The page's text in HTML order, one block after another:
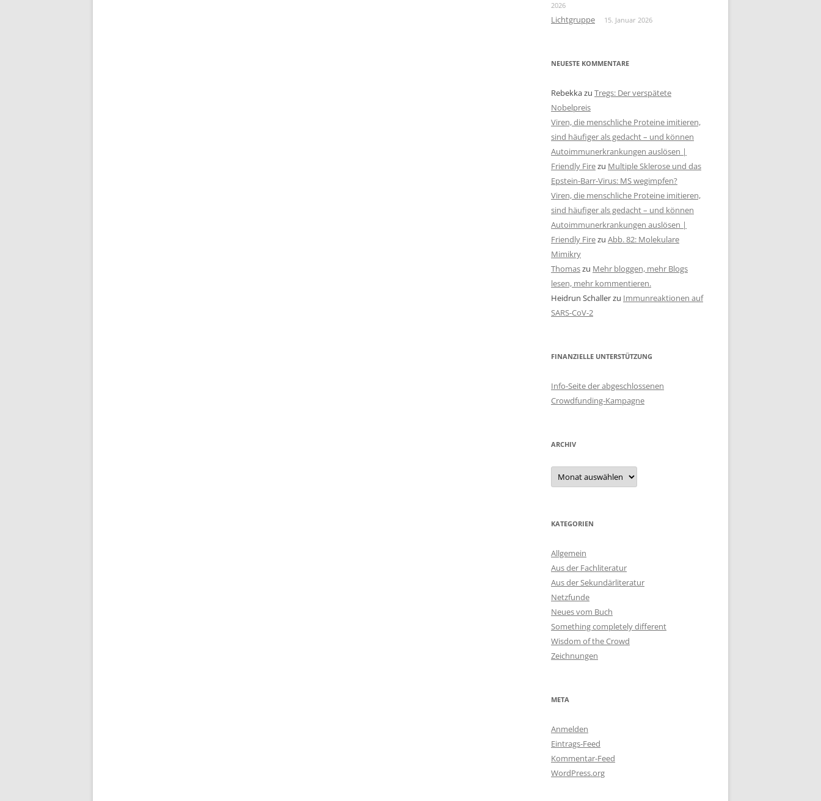
2026
Lichtgruppe 15. Januar 2026
NEUESTE KOMMENTARE
Rebekkazu Tregs: Der verspätete
Nobelpreis
Viren, die menschliche Proteine imitieren,
sind häufiger als gedacht – und können
Autoimmunerkrankungen auslösen |
Friendly Firezu Multiple Sklerose und das
Epstein-Barr-Virus: MS wegimpfen?
Viren, die menschliche Proteine imitieren,
sind häufiger als gedacht – und können
Autoimmunerkrankungen auslösen |
Friendly Firezu Abb. 82: Molekulare
Mimikry
Thomaszu Mehr bloggen, mehr Blogs
lesen, mehr kommentieren.
Heidrun Schallerzu Immunreaktionen auf
SARS-CoV-2
FINANZIELLE UNTERSTÜTZUNG
Info-Seite der abgeschlossenen
Crowdfunding-Kampagne
ARCHIV
Archiv
KATEGORIEN
Allgemein
Aus der Fachliteratur
Aus der Sekundärliteratur
Netzfunde
Neues vom Buch
Something completely different
Wisdom of the Crowd
Zeichnungen
META
Anmelden
Eintrags-Feed
Kommentar-Feed
WordPress.org